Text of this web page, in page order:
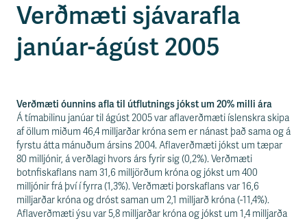
m
y
Verðmæti sjávarafla
janúar-ágúst 2005
Verðmæti óunnins afla til útflutnings jókst um 20% milli ára
Á tímabilinu janúar til ágúst 2005 var aflaverðmæti íslenskra skipa
af öllum miðum 46,4 milljarðar króna sem er nánast það sama og á
fyrstu átta mánuðum ársins 2004. Aflaverðmæti jókst um tæpar
80 milljónir, á verðlagi hvors árs fyrir sig (0,2%). Verðmæti
botnfiskaflans nam 31,6 milljörðum króna og jókst um 400
milljónir frá því í fyrra (1,3%). Verðmæti þorskaflans var 16,6
milljarðar króna og dróst saman um 2,1 milljarð króna (-11,4%).
Aflaverðmæti ýsu var 5,8 milljarðar króna og jókst um 1,4 milljarða